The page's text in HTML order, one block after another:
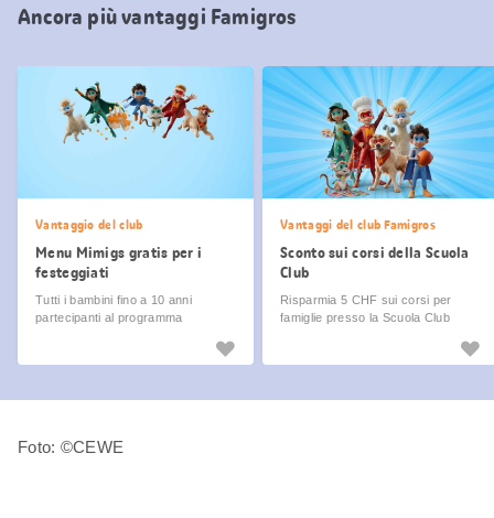
Ancora più vantaggi Famigros
Vantaggio del club
Menu Mimigs gratis per i
festeggiati
Tutti i bambini fino a 10 anni
partecipanti al programma
compleanno ricevono il menu dei
Vantaggi del club Famigros
Sconto sui corsi della Scuola
Club
Risparmia 5 CHF sui corsi per
famiglie presso la Scuola Club
Foto: ©CEWE